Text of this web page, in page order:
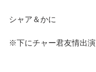
シャア＆かに
※下にチャー君友情出演